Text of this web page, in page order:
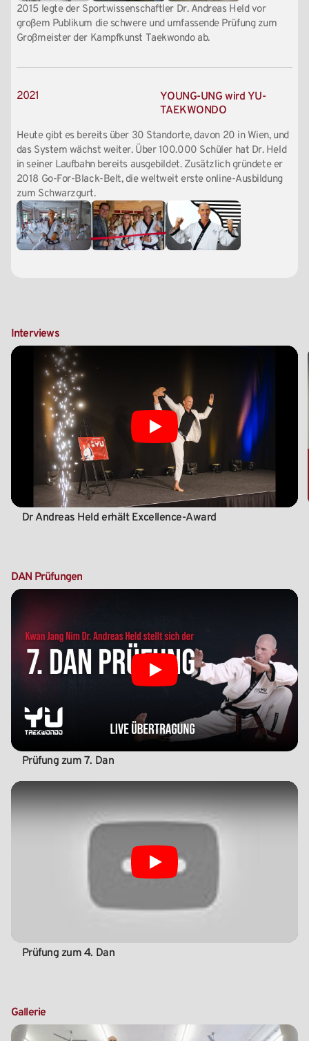
2015 legte der Sportwissenschaftler Dr. Andreas Held vor
großem Publikum die schwere und umfassende Prüfung zum
Großmeister der Kampfkunst Taekwondo ab.
2021
YOUNG-UNG wird YU-
TAEKWONDO
Heute gibt es bereits über 30 Standorte, davon 20 in Wien, und
das System wächst weiter. Über 100.000 Schüler hat Dr. Held
in seiner Laufbahn bereits ausgebildet. Zusätzlich gründete er
2018 Go-For-Black-Belt, die weltweit erste online-Ausbildung
zum Schwarzgurt.
Interviews
Play
Dr Andreas Held erhält Excellence-Award
DAN Prüfungen
Play
Prüfung zum 7. Dan
Play
Prüfung zum 4. Dan
Gallerie